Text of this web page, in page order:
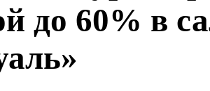
до 60% в